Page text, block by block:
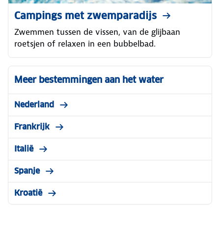
Campings met zwemparadijs
Zwemmen tussen de vissen, van de glijbaan
roetsjen of relaxen in een bubbelbad.
Meer bestemmingen aan het water
Nederland
Frankrijk
Italië
Spanje
Kroatië